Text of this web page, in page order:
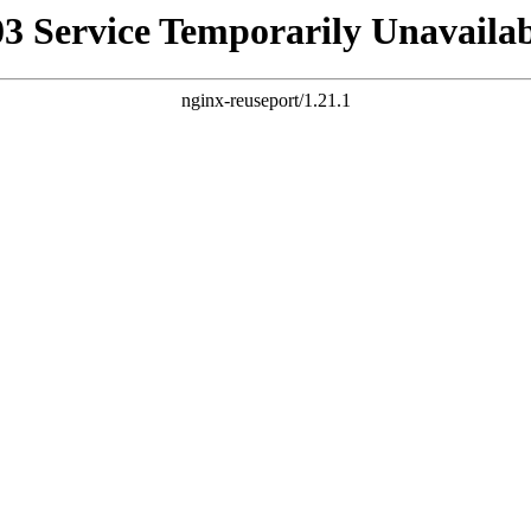
Service Temporarily
nginx-reuseport/1.21.1